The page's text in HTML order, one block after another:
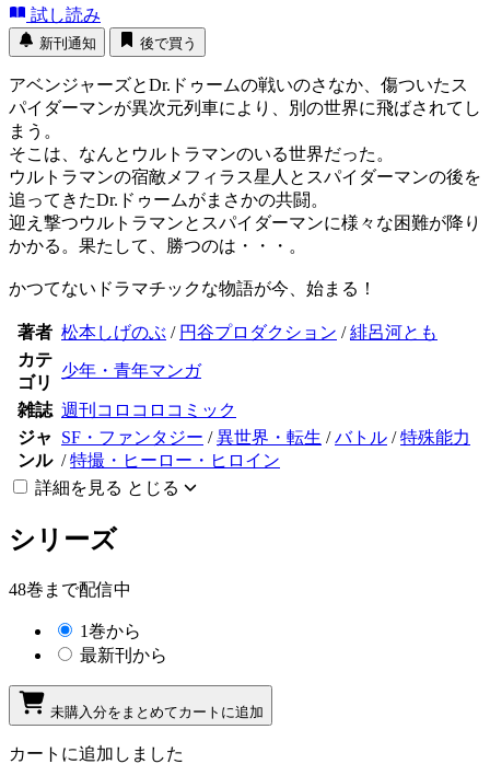
試し読み
新刊通知 後で買う
アベンジャーズとDr.ドゥームの戦いのさなか、傷ついたス
パイダーマンが異次元列車により、別の世界に飛ばされてし
まう。
そこは、なんとウルトラマンのいる世界だった。
ウルトラマンの宿敵メフィラス星人とスパイダーマンの後を
追ってきたDr.ドゥームがまさかの共闘。
迎え撃つウルトラマンとスパイダーマンに様々な困難が降り
かかる。果たして、勝つのは・・・。
かつてないドラマチックな物語が今、始まる！
著者 松本しげのぶ / 円谷プロダクション /緋呂河とも
カテ
ゴリ
少年・青年マンガ
雑誌 週刊コロコロコミック
ジャ
ンル
SF・ファンタジー /異世界・転生 /バトル /特殊能力
/特撮・ヒーロー・ヒロイン
詳細を見る とじる
シリーズ
48巻まで配信中
1巻から
最新刊から
未購入分をまとめてカートに追加
カートに追加しました